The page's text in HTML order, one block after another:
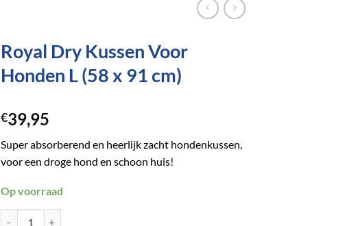
Royal Dry Kussen Voor
Honden L (58 x 91 cm)
€39,95
Super absorberend en heerlijk zacht hondenkussen,
voor een droge hond en schoon huis!
Op voorraad